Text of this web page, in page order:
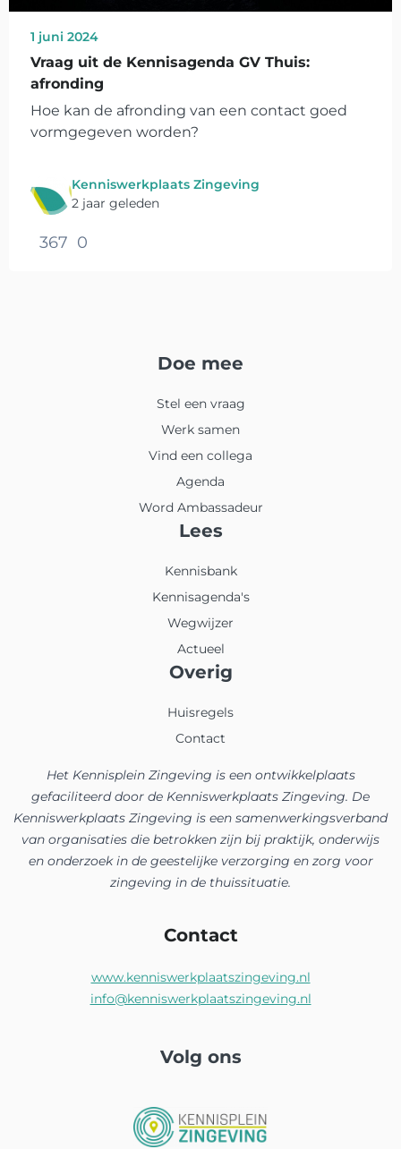
1 juni 2024
Vraag uit de Kennisagenda GV Thuis:
afronding
Hoe kan de afronding van een contact goed
vormgegeven worden?
Kenniswerkplaats Zingeving
2 jaar geleden
367 0
Doe mee
Stel een vraag
Werk samen
Vind een collega
Agenda
Word Ambassadeur
Lees
Kennisbank
Kennisagenda's
Wegwijzer
Actueel
Overig
Huisregels
Contact
Het Kennisplein Zingeving is een ontwikkelplaats
gefaciliteerd door de Kenniswerkplaats Zingeving. De
Kenniswerkplaats Zingeving is een samenwerkingsverband
van organisaties die betrokken zijn bij praktijk, onderwijs
en onderzoek in de geestelijke verzorging en zorg voor
zingeving in de thuissituatie.
Contact
www.kenniswerkplaatszingeving.nl
info@kenniswerkplaatszingeving.nl
Volg ons